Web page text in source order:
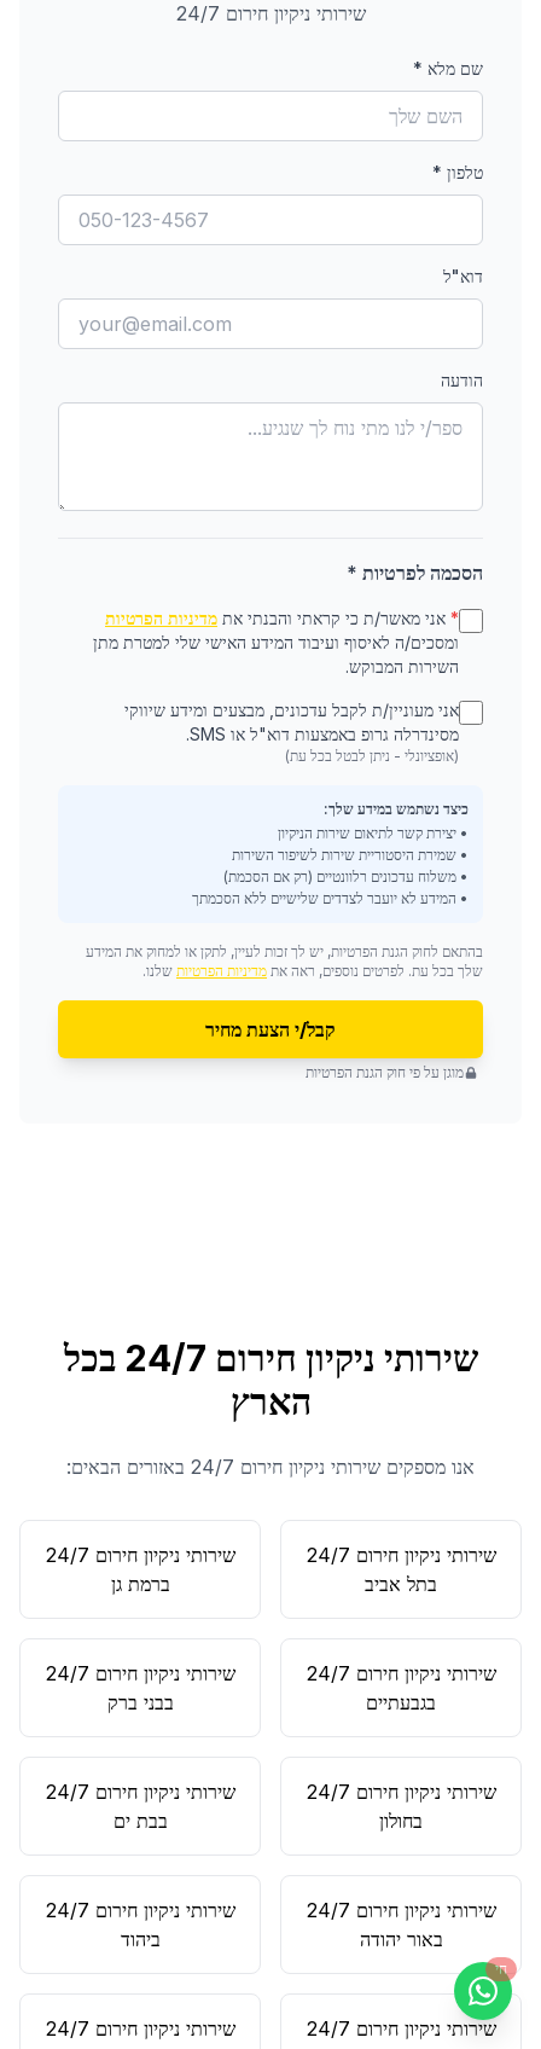
שירותי ניקיון חירום 24/7
שם מלא *
טלפון *
דוא"ל
הודעה
הסכמה לפרטיות *
* אני מאשר/ת כי קראתי והבנתי את מדיניות הפרטיות
ומסכים/ה לאיסוף ועיבוד המידע האישי שלי למטרת מתן
השירות המבוקש.
אני מעוניין/ת לקבל עדכונים, מבצעים ומידע שיווקי
מסינדרלה גרופ באמצעות דוא"ל או SMS.
(אופציונלי - ניתן לבטל בכל עת)
כיצד נשתמש במידע שלך:
• יצירת קשר לתיאום שירות הניקיון
• שמירת היסטוריית שירות לשיפור השירות
• משלוח עדכונים רלוונטיים (רק אם הסכמת)
• המידע לא יועבר לצדדים שלישיים ללא הסכמתך
בהתאם לחוק הגנת הפרטיות, יש לך זכות לעיין, לתקן או למחוק את המידע
שלך בכל עת. לפרטים נוספים, ראה את מדיניות הפרטיות שלנו.
קבל/י הצעת מחיר
מוגן על פי חוק הגנת הפרטיות
שירותי ניקיון חירום 24/7
בכל
הארץ
אנו מספקים שירותי ניקיון חירום 24/7 באזורים הבאים:
שירותי ניקיון חירום 24/7
בתל אביב
שירותי ניקיון חירום 24/7
ברמת גן
שירותי ניקיון חירום 24/7
בגבעתיים
שירותי ניקיון חירום 24/7
בבני ברק
שירותי ניקיון חירום 24/7
בחולון
שירותי ניקיון חירום 24/7
בבת ים
שירותי ניקיון חירום 24/7
באור יהודה
שירותי ניקיון חירום 24/7
ביהוד
שירותי ניקיון חירום 24/7
שירותי ניקיון חירום 24/7
חי